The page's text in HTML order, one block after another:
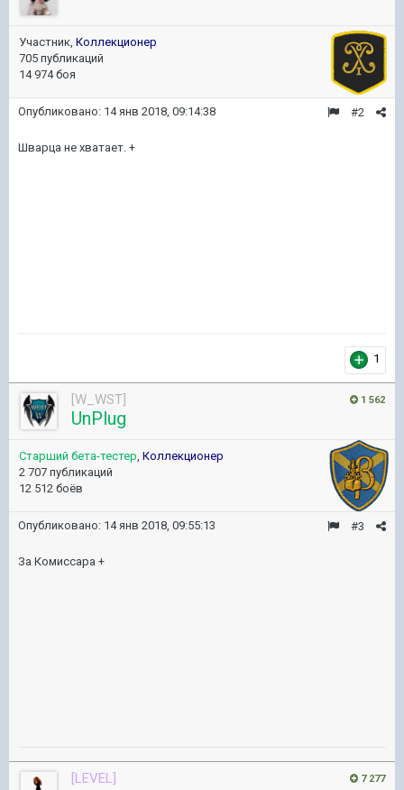
Участник, Коллекционер
705 публикаций
14 974 боя
#2
Опубликовано: 14 янв 2018, 09:14:38
Шварца не хватает. +
1
1 562
[W_WST]
UnPlug
Старший бета-тестер, Коллекционер
2 707 публикаций
12 512 боёв
#3
Опубликовано: 14 янв 2018, 09:55:13
За Комиссара +
7 277
[LEVEL]